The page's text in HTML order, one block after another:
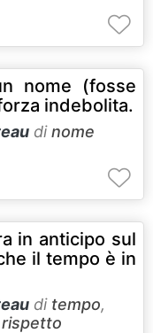
nome (fosse
indebolita.
dinome
in anticipo sul
il tempo è in
di tempo,
rispetto